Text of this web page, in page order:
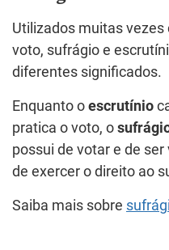
Utilizados muitas
voto, sufrágio e
diferentes significados.
Enquanto o escrutínio
pratica o voto, o
possui de votar e de
de exercer o direito ao
Saiba mais sobre